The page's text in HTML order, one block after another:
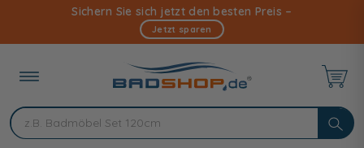
Inhalt
Sichern Sie sich jetzt den besten Preis –
Jetzt sparen